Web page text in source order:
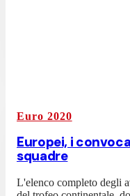
Euro 2020
Europei, i
squadre
L'elenco completo degli